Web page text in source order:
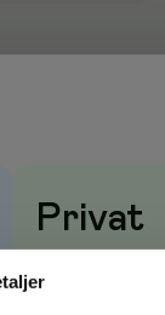
med 75 mm
Fremstillet af FSC
og arkivrum.
Privat